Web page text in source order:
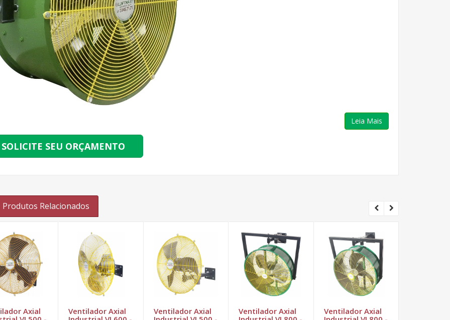
Leia Mais
SOLICITE SEU ORÇAMENTO
Produtos Relacionados
Axial
Ventilador Axial
Ventilador Axial
Ventilador Axial
Ventilador Axial